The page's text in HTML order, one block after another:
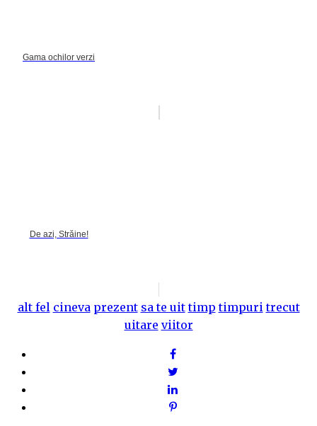
Gama ochilor verzi
De azi, Străine!
alt fel cineva prezent sa te uit timp timpuri trecut
uitare viitor